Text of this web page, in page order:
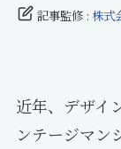
記事監修 : 株式
近年、デザイ
ンテージマン